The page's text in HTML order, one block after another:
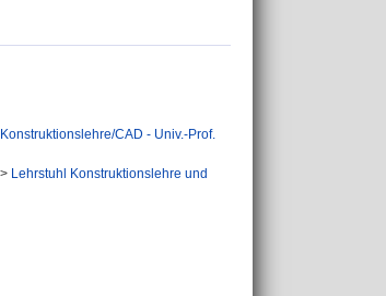
CAD - Univ.-Prof.
> Lehrstuhl Konstruktionslehre und